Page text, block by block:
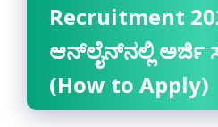
Recruitment
ಆನ್‌ಲೈನ್‌ನಲ್ಲಿ ಅರ್ಜಿ
(How to Apply)